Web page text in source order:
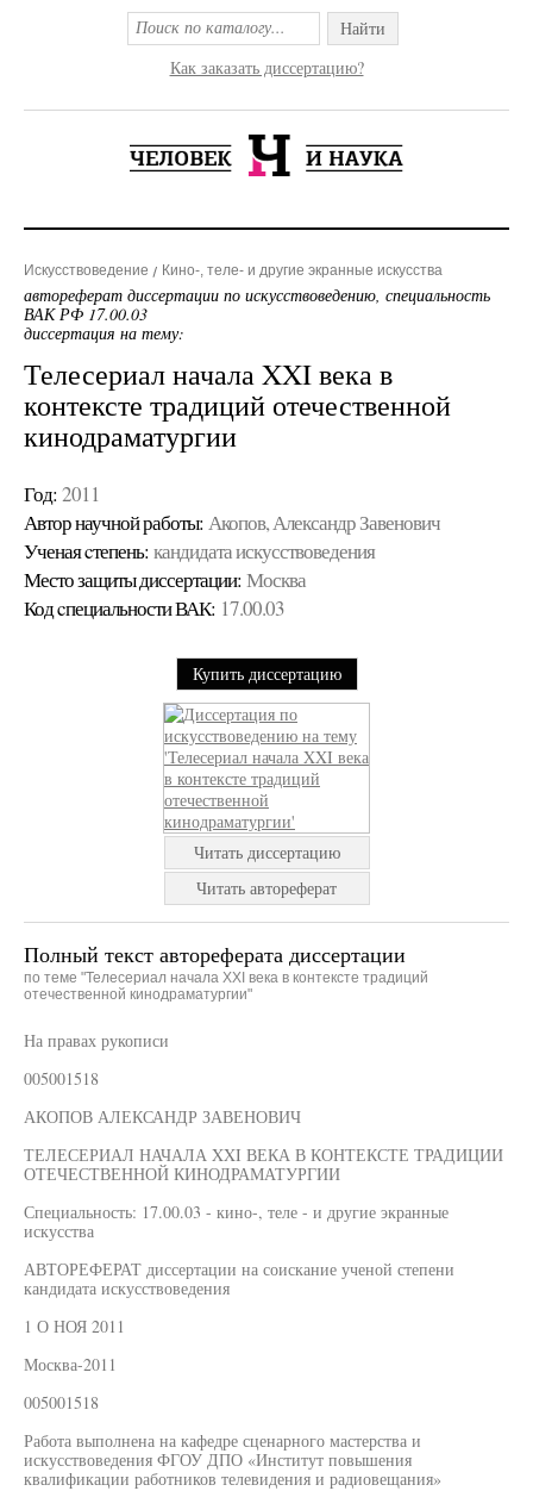
Найти
Как заказать диссертацию?
Искусствоведение Кино-, теле- и другие экранные искусства
автореферат диссертации по искусствоведению, специальность
ВАК РФ 17.00.03
диссертация на тему:
Телесериал начала XXI века в
контексте традиций отечественной
кинодраматургии
Год: 2011
Автор научной работы: Акопов, Александр Завенович
Ученая cтепень: кандидата искусствоведения
Место защиты диссертации: Москва
Код cпециальности ВАК: 17.00.03
Купить диссертацию
Читать диссертацию
Читать автореферат
Полный текст автореферата диссертации
по теме "Телесериал начала XXI века в контексте традиций
отечественной кинодраматургии"
На правах рукописи
005001518
АКОПОВ АЛЕКСАНДР ЗАВЕНОВИЧ
ТЕЛЕСЕРИАЛ НАЧАЛА XXI ВЕКА В КОНТЕКСТЕ ТРАДИЦИИ
ОТЕЧЕСТВЕННОЙ КИНОДРАМАТУРГИИ
Специальность: 17.00.03 - кино-, теле - и другие экранные
искусства
АВТОРЕФЕРАТ диссертации на соискание ученой степени
кандидата искусствоведения
1 О НОЯ 2011
Москва-2011
005001518
Работа выполнена на кафедре сценарного мастерства и
искусствоведения ФГОУ ДПО «Институт повышения
квалификации работников телевидения и радиовещания»